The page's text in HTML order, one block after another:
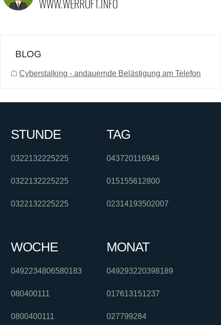
BLOG
☖ Cyberstalking - andauernde Belästigung am Telefon
STUNDE
0322132225225
0322132225225
0322132225225
TAG
043720116949
015155612800
02314193502007
WOCHE
0492234806580183
080400111
0800400111
MONAT
049293220398189
017613151237
027799284